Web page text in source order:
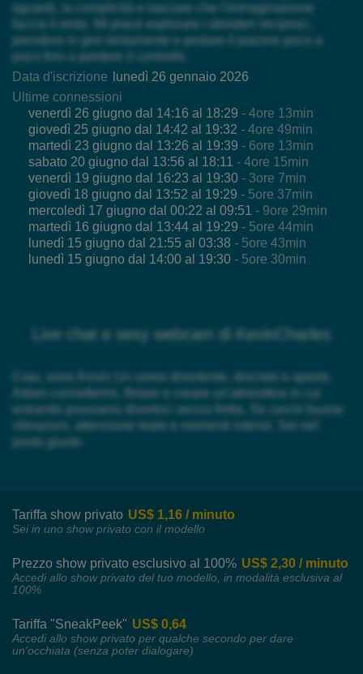
sguardi, la complicità e lasciare che l'immaginazione
faccia il resto. Mi piace esplorare i desideri reciproci,
prendere in giro lentamente e portare il piacere poco a
poco fino a perdere il controllo.
Data d'iscrizione
lunedì 26 gennaio 2026
Ultime connessioni
venerdì 26 giugno dal 14:16 al 18:29 - 4ore 13min
giovedì 25 giugno dal 14:42 al 19:32 - 4ore 49min
martedì 23 giugno dal 13:26 al 19:39 - 6ore 13min
sabato 20 giugno dal 13:56 al 18:11 - 4ore 15min
venerdì 19 giugno dal 16:23 al 19:30 - 3ore 7min
giovedì 18 giugno dal 13:52 al 19:29 - 5ore 37min
mercoledì 17 giugno dal 00:22 al 09:51 - 9ore 29min
martedì 16 giugno dal 13:44 al 19:29 - 5ore 44min
lunedì 15 giugno dal 21:55 al 03:38 - 5ore 43min
lunedì 15 giugno dal 14:00 al 19:30 - 5ore 30min
Live chat e sexy webcam di KevinCharles
Ciao, sono Kevin Un uomo divertente, discreto e aperto.
Adoro connettermi, flirtare e creare un'atmosfera in cui
entrambi possiamo divertirci senza fretta. Se cerchi buone
vibrazioni, attenzione reale e momenti intensi. Sei nel
posto giusto
Tariffa show privato US$ 1,16 / minuto
Sei in uno show privato con il modello
Prezzo show privato esclusivo al 100% US$ 2,30 / minuto
Accedi allo show privato del tuo modello, in modalità esclusiva al
100%
Tariffa "SneakPeek" US$ 0,64
Accedi allo show privato per qualche secondo per dare
un'occhiata (senza poter dialogare)